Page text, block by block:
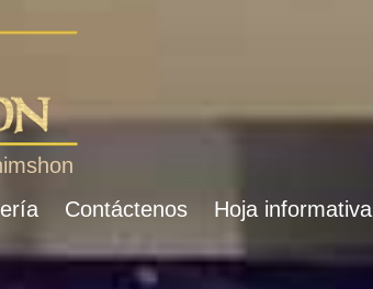
Contáctenos Hoja informativa